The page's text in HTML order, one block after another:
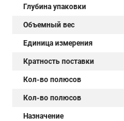
Глубина упаковки
Объемный вес
Единица измерения
Кратность поставки
Кол-во полюсов
Кол-во полюсов
Назначение